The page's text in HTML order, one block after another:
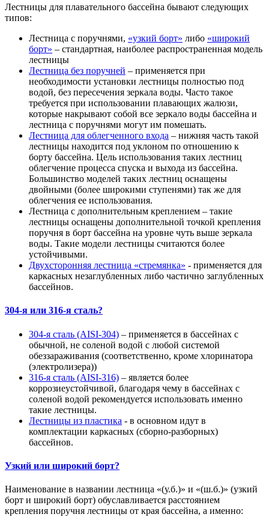
Лестницы для плавательного бассейна бывают следующих
типов:
Лестница с поручнями, «узкий борт» либо «широкий
борт» – стандартная, наиболее распространенная модель
лестницы
Лестница без поручней – применяется при
необходимости установки лестницы полностью под
водой, без пересечения зеркала воды. Часто такое
требуется при использовании плавающих жалюзи,
которые накрывают собой все зеркало воды бассейна и
лестница с поручнями могут им помешать.
Лестница для облегченного входа – нижняя часть такой
лестницы находится под уклоном по отношению к
борту бассейна. Цель использования таких лестниц
облегчение процесса спуска и выхода из бассейна.
Большинство моделей таких лестниц оснащены
двойными (более широкими ступенями) так же для
облегчения ее использования.
Лестница с дополнительным креплением – такие
лестницы оснащены дополнительной точкой крепления
поручня в борт бассейна на уровне чуть выше зеркала
воды. Такие модели лестницы считаются более
устойчивыми.
Двухсторонняя лестница «стремянка» - применяется для
каркасных незаглубленных либо частично заглубленных
бассейнов.
304-я или 316-я сталь?
304-я сталь (AISI-304) – применяется в бассейнах с
обычной, не соленой водой с любой системой
обеззараживания (соответственно, кроме хлоринатора
(электролизера))
316-я сталь (AISI-316) – является более
коррозиеустойчивой, благодаря чему в бассейнах с
соленой водой рекомендуется использовать именно
такие лестницы.
Лестницы из пластика - в основном идут в
комплектации каркасных (сборно-разборных)
бассейнов.
Узкий или широкий борт?
Наименование в названии лестница «(у.б.)» и «(ш.б.)» (узкий
борт и широкий борт) обуславливается расстоянием
крепления поручня лестницы от края бассейна, а именно: